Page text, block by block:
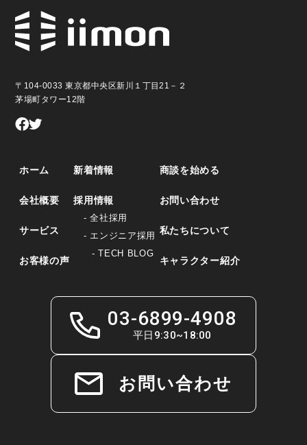
〒104-0033 東京都中央区新川１丁目21－２
茅場町タワー12階
ホーム
会社概要
サービス
お客様の声
新着情報
採用情報
- 全社採用
- エンジニア採用
- TECH BLOG
商談を始める
お問い合わせ
私たちについて
キャラクター紹介
03-6899-4908
平日9:30~18:00
お問い合わせ